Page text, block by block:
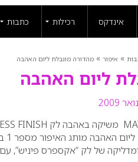
אינדקס רכילות כתבות
» איפור » מהדורה מוגבלת ליום האהבה
ליום האהבה
משיקה באהבה לק FINISH
של לק “אקספרס פיניש”, עם